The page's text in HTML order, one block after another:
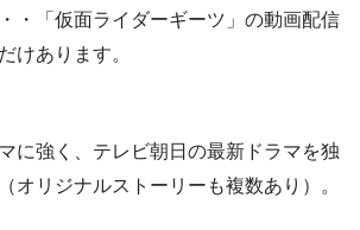
・「仮面ライダーギーツ」の動画配信
けあります。
に強く、テレビ朝日の最新ドラマを独
オリジナルストーリーも複数あり）。